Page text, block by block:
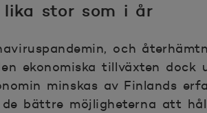
lika stor som i år
och
ekonomiska tillväxten dock
minskas av Finlands
de bättre möjligheterna att